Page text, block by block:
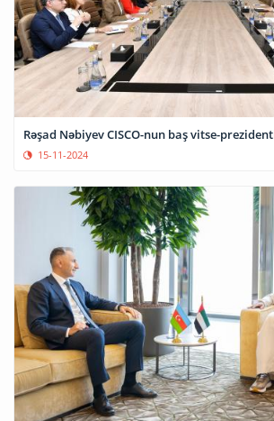
Rəşad Nəbiyev CISCO-nun baş vitse-
15-11-2024